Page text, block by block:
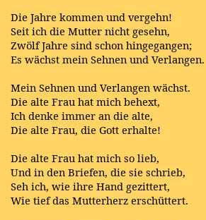
Die Jahre kommen und vergehn!
Seit ich die Mutter nicht gesehn,
Zwölf Jahre sind schon hingegangen;
Es wächst mein Sehnen und Verlangen.
Mein Sehnen und Verlangen wächst.
Die alte Frau hat mich behext,
Ich denke immer an die alte,
Die alte Frau, die Gott erhalte!
Die alte Frau hat mich so lieb,
Und in den Briefen, die sie schrieb,
Seh ich, wie ihre Hand gezittert,
Wie tief das Mutterherz erschüttert.